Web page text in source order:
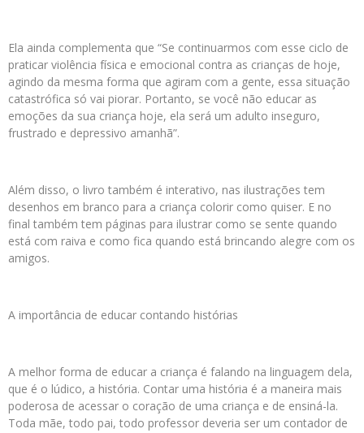
Ela ainda complementa que “Se continuarmos com esse ciclo de
praticar violência física e emocional contra as crianças de hoje,
agindo da mesma forma que agiram com a gente, essa situação
catastrófica só vai piorar. Portanto, se você não educar as
emoções da sua criança hoje, ela será um adulto inseguro,
frustrado e depressivo amanhã”.
Além disso, o livro também é interativo, nas ilustrações tem
desenhos em branco para a criança colorir como quiser. E no
final também tem páginas para ilustrar como se sente quando
está com raiva e como fica quando está brincando alegre com os
amigos.
A importância de educar contando histórias
A melhor forma de educar a criança é falando na linguagem dela,
que é o lúdico, a história. Contar uma história é a maneira mais
poderosa de acessar o coração de uma criança e de ensiná-la.
Toda mãe, todo pai, todo professor deveria ser um contador de